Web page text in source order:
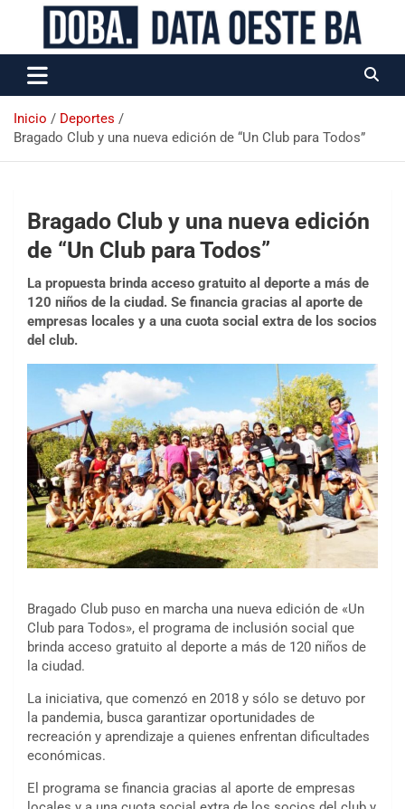
Data Oeste BA
Inicio
Deportes
Bragado Club y una nueva edición de “Un Club para Todos”
Bragado Club y una nueva edición
de “Un Club para Todos”
La propuesta brinda acceso gratuito al deporte a más de
120 niños de la ciudad. Se financia gracias al aporte de
empresas locales y a una cuota social extra de los socios
del club.
Bragado Club puso en marcha una nueva edición de «Un
Club para Todos», el programa de inclusión social que
brinda acceso gratuito al deporte a más de 120 niños de
la ciudad.
La iniciativa, que comenzó en 2018 y sólo se detuvo por
la pandemia, busca garantizar oportunidades de
recreación y aprendizaje a quienes enfrentan dificultades
económicas.
El programa se financia gracias al aporte de empresas